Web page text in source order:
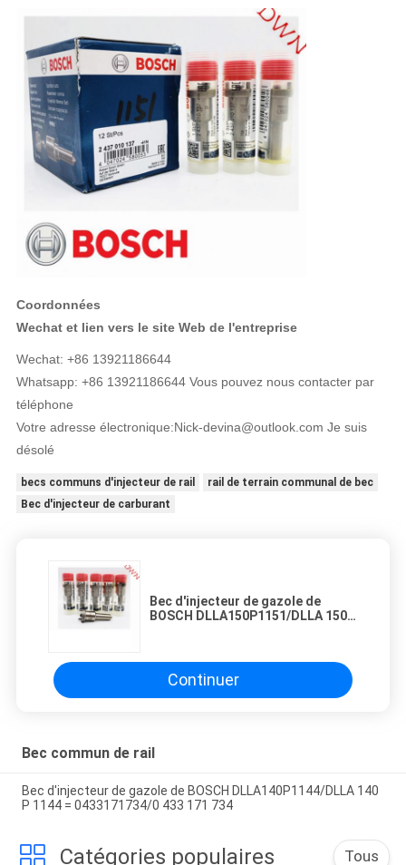
Coordonnées
Wechat et lien vers le site Web de l'entreprise
Wechat: +86 13921186644
Whatsapp: +86 13921186644 Vous pouvez nous contacter par
téléphone
Votre adresse électronique:Nick-devina@outlook.com Je suis
désolé
becs communs d'injecteur de rail
rail de terrain communal de bec
Bec d'injecteur de carburant
Bec d'injecteur de gazole de
BOSCH DLLA150P1151/DLLA 150 P
Continuer
Bec commun de rail
Bec d'injecteur de gazole de BOSCH DLLA140P1144/DLLA 140
P 1144 = 0433171734/0 433 171 734
Catégories populaires Tous